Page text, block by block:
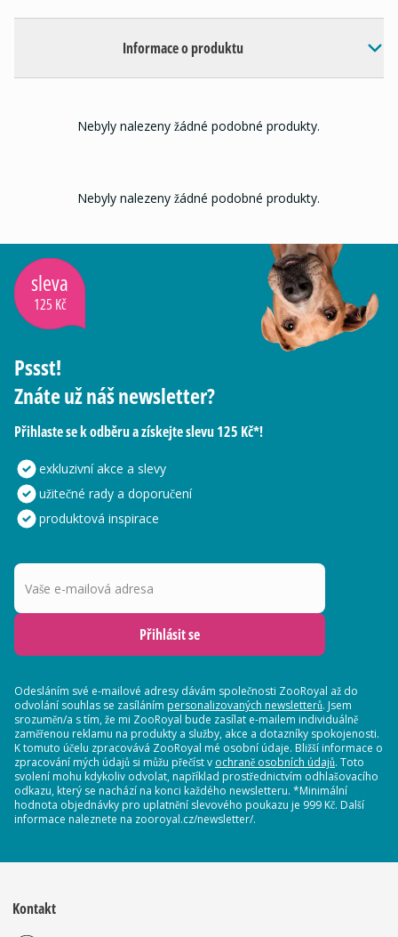
Informace o produktu
Nebyly nalezeny žádné podobné produkty.
Nebyly nalezeny žádné podobné produkty.
sleva
125 Kč
Pssst!
Znáte už náš newsletter?
Přihlaste se k odběru a získejte slevu 125 Kč*!
exkluzivní akce a slevy
užitečné rady a doporučení
produktová inspirace
Vaše e-mailová adresa
Přihlásit se
Odesláním své e-mailové adresy dávám společnosti ZooRoyal až do
odvolání souhlas se zasíláním personalizovaných newsletterů. Jsem
srozuměn/a s tím, že mi ZooRoyal bude zasílat e-mailem individuálně
zaměřenou reklamu na produkty a služby, akce a dotazníky spokojenosti.
K tomuto účelu zpracovává ZooRoyal mé osobní údaje. Bližší informace o
zpracování mých údajů si můžu přečíst v ochraně osobních údajů. Toto
svolení mohu kdykoliv odvolat, například prostřednictvím odhlašovacího
odkazu, který se nachází na konci každého newsletteru. *Minimální
hodnota objednávky pro uplatnění slevového poukazu je 999 Kč. Další
informace naleznete na zooroyal.cz/newsletter/.
Kontakt